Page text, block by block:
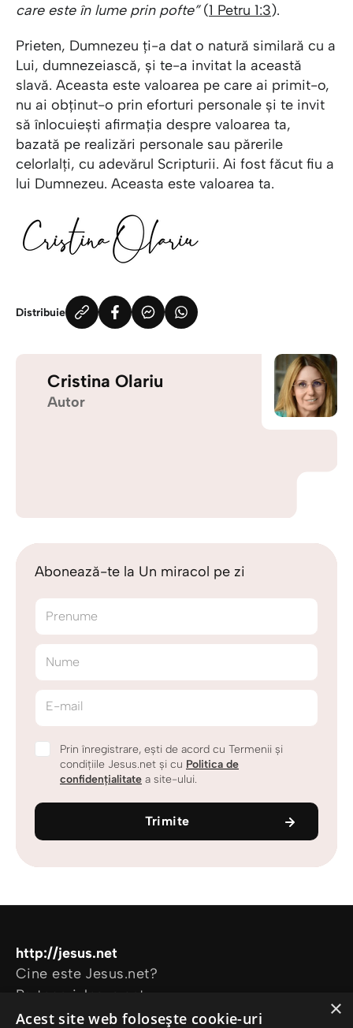
care este în lume prin pofte”(1 Petru 1:3).
Prieten, Dumnezeu ți-a dat o natură similară cu a
Lui, dumnezeiască, și te-a invitat la această
slavă. Aceasta este valoarea pe care ai primit-o,
nu ai obținut-o prin eforturi personale și te invit
să înlocuiești afirmația despre valoarea ta,
bazată pe realizări personale sau părerile
celorlalți, cu adevărul Scripturii. Ai fost făcut fiu a
lui Dumnezeu. Aceasta este valoarea ta.
Distribuie
Cristina Olariu
Autor
Abonează-te la Un miracol pe zi
Prenume
Nume
E-mail
Prin înregistrare, ești de acord cu Termenii și
condițiile Jesus.net și cu Politica de
confidențialitate a site-ului.
Trimite
http://jesus.net
Cine este Jesus.net?
Parteneri Jesus.net
Alătură-te comunității Jesus.net
×
Acest site web folosește cookie-uri